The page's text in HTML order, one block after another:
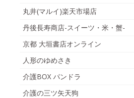
丸井(マルイ)楽天市場店
丹後長寿商店-スイーツ・米・蟹-
京都 大垣書店オンライン
人形のゆめさき
介護BOX パンドラ
介護の三ツ矢天狗